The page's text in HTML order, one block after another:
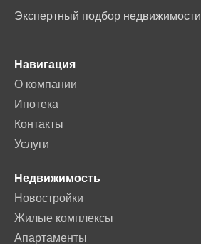
Экспертный подбор недвижимости
Навигация
О компании
Ипотека
Контакты
Услуги
Недвижимость
Новостройки
Жилые комплексы
Апартаменты